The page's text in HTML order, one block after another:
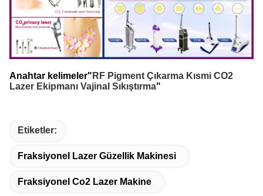
Anahtar kelimeler" RF Pigment Çıkarma Kısmi CO2
Lazer Ekipmanı Vajinal Sıkıştırma"
Etiketler:
Fraksiyonel Lazer Güzellik Makinesi
Fraksiyonel Co2 Lazer Makine